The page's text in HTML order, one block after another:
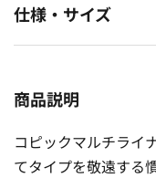
仕様・サイズ
商品説明
コピックマルチライ
てタイプを敬遠する